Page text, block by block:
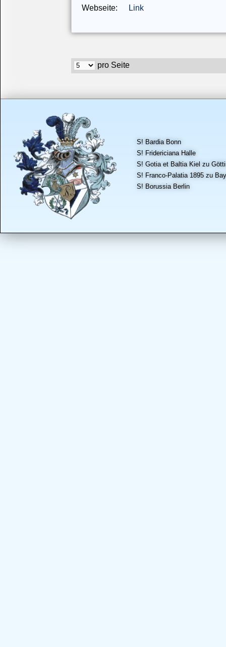
Webseite:
Link
pro Seite
S! Bardia Bonn
S! Fridericiana Halle
S! Gotia et Baltia Kiel zu
S! Franco-Palatia 1895 zu
S! Borussia Berlin